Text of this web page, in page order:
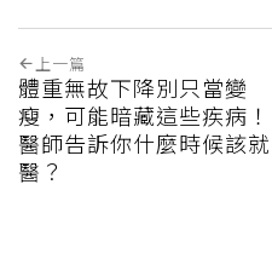
上一篇
體重無故下降別只當變
瘦，可能暗藏這些疾病！
醫師告訴你什麼時候該就
醫？